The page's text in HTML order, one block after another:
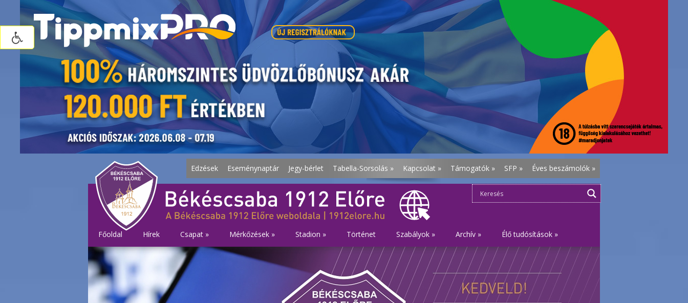
Edzések Eseménynaptár Jegy-bérlet Tabella-Sorsolás » Kapcsolat » Támogatók » SFP » Éves beszámolók »
Főoldal Hírek Csapat » Mérkőzések » Stadion » Történet Szabályok » Archív » Élő tudósítások »